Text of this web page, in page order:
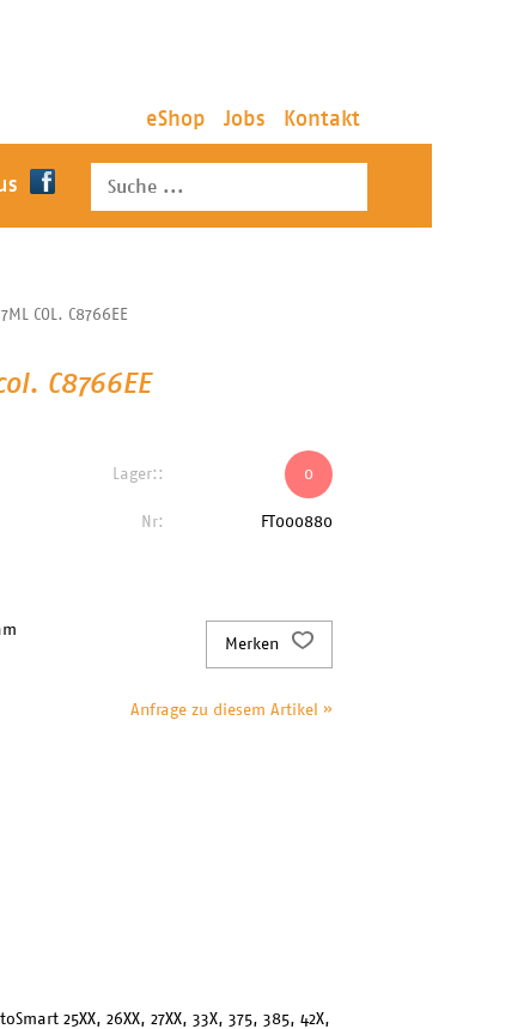
eShop Jobs Kontakt
COL. C8766EE
C8766EE
Lager:: 0
Nr: FT000880
Merken
Anfrage zu diesem Artikel »
25XX, 26XX, 27XX, 33X, 375, 385, 42X,